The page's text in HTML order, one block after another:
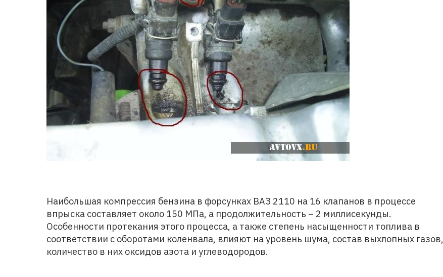
Наибольшая компрессия бензина в форсунках ВАЗ 2110 на 16 клапанов в процессе
впрыска составляет около 150 МПа, а продолжительность – 2 миллисекунды.
Особенности протекания этого процесса, а также степень насыщенности топлива в
соответствии с оборотами коленвала, влияют на уровень шума, состав выхлопных газов,
количество в них оксидов азота и углеводородов.